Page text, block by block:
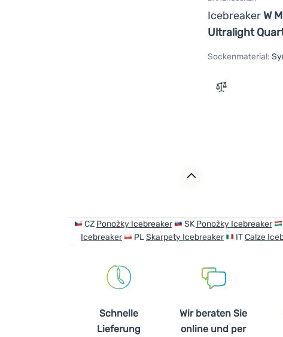
IcebreakerW
Ultralight
Sockenmaterial:
Zum
CZ Ponožky Icebreaker SK Ponožky Icebreaker
Icebreaker
PLSkarpety Icebreaker ITCalze
Schnelle
Lieferung
Wir beraten Sie
online und per